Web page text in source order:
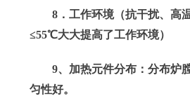
8． 工作环境（抗干扰、 高
≤55℃大大提高了工作环境）
9、加热元件分布 ： 分布炉
匀性好。